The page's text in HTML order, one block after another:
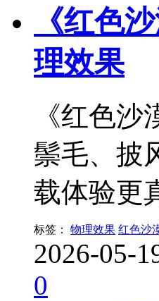
《红色
理效果
《红色
鬃毛、披
载体验更
标签： 物理效果 红色沙
2026-05-
0